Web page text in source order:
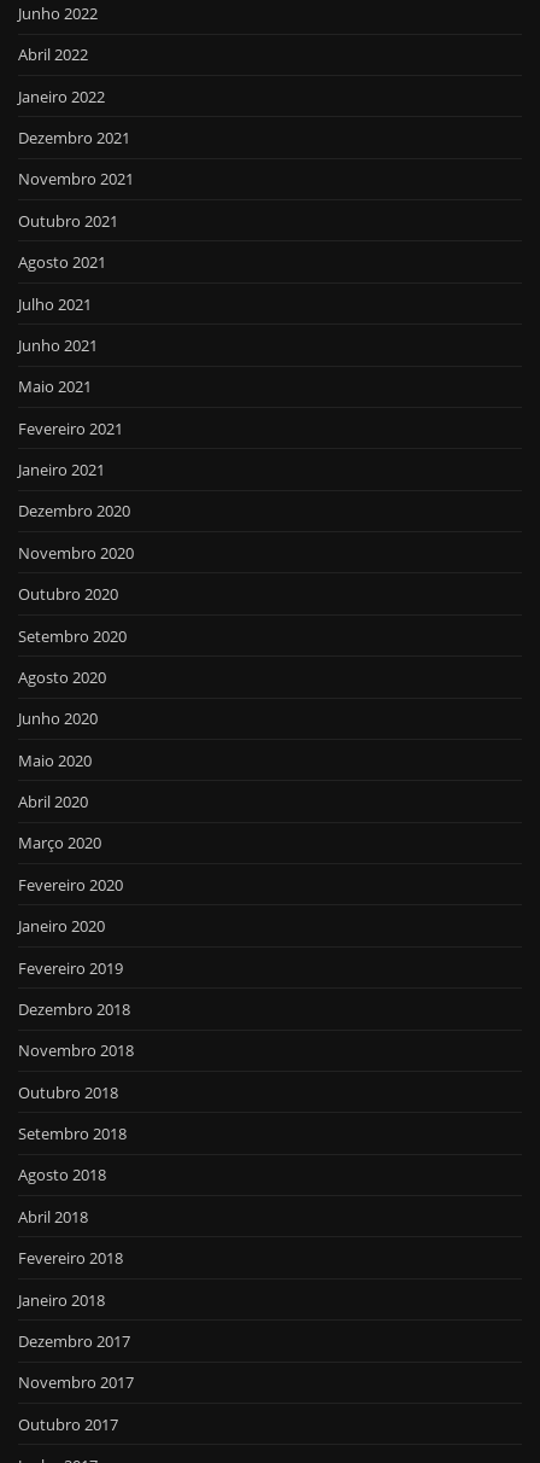
Junho 2022
Abril 2022
Janeiro 2022
Dezembro 2021
Novembro 2021
Outubro 2021
Agosto 2021
Julho 2021
Junho 2021
Maio 2021
Fevereiro 2021
Janeiro 2021
Dezembro 2020
Novembro 2020
Outubro 2020
Setembro 2020
Agosto 2020
Junho 2020
Maio 2020
Abril 2020
Março 2020
Fevereiro 2020
Janeiro 2020
Fevereiro 2019
Dezembro 2018
Novembro 2018
Outubro 2018
Setembro 2018
Agosto 2018
Abril 2018
Fevereiro 2018
Janeiro 2018
Dezembro 2017
Novembro 2017
Outubro 2017